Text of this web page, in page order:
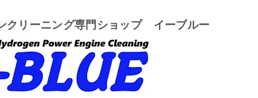
クリーニング専門ショップ イーブルー